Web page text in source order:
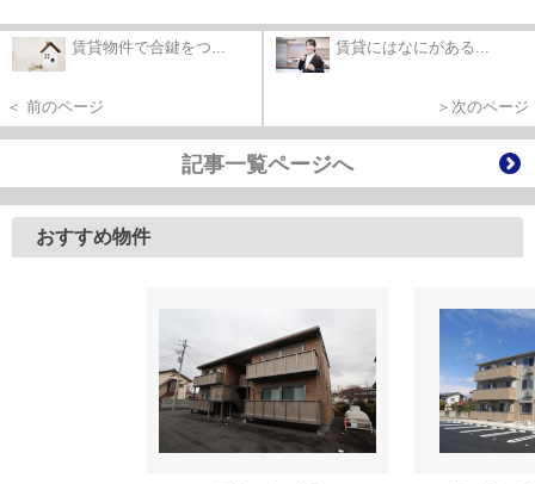
賃貸物件で合鍵をつ...
＜ 前のページ
賃貸にはなにがある...
＞次のページ
記事一覧ページへ
おすすめ物件